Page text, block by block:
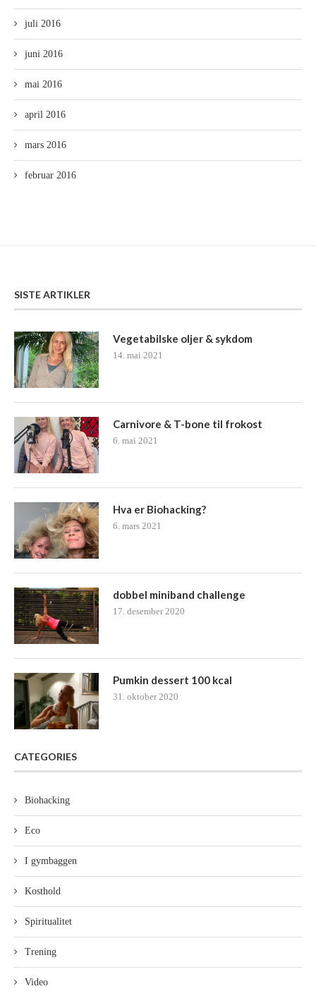
juli 2016
juni 2016
mai 2016
april 2016
mars 2016
februar 2016
SISTE ARTIKLER
Vegetabilske oljer & sykdom
14. mai 2021
Carnivore & T-bone til frokost
6. mai 2021
Hva er Biohacking?
6. mars 2021
dobbel miniband challenge
17. desember 2020
Pumkin dessert 100 kcal
31. oktober 2020
CATEGORIES
Biohacking
Eco
I gymbaggen
Kosthold
Spiritualitet
Trening
Video